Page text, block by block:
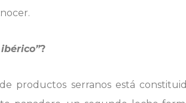
?
productos serranos está